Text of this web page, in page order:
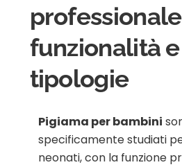
funzionalità e
tipologie
Pigiama per bambini
specificamente studiati
neonati, con la funzione